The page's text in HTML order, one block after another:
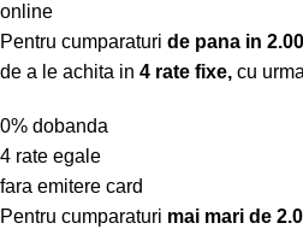
online
Pentru cumparaturi de pana in
de a le achita in 4 rate fixe, cu
0% dobanda
4 rate egale
fara emitere card
Pentru cumparaturi mai mari de